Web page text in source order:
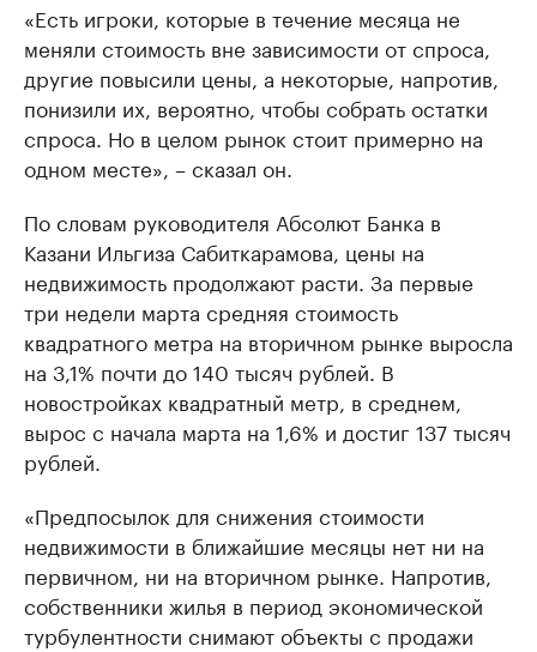
«Есть игроки, которые в течение месяца не
меняли стоимость вне зависимости от спроса,
другие повысили цены, а некоторые, напротив,
понизили их, вероятно, чтобы собрать остатки
спроса. Но в целом рынок стоит примерно на
одном месте», – сказал он.
По словам руководителя Абсолют Банка в
Казани Ильгиза Сабиткарамова, цены на
недвижимость продолжают расти. За первые
три недели марта средняя стоимость
квадратного метра на вторичном рынке выросла
на 3,1% почти до 140 тысяч рублей. В
новостройках квадратный метр, в среднем,
вырос с начала марта на 1,6% и достиг 137 тысяч
рублей.
«Предпосылок для снижения стоимости
недвижимости в ближайшие месяцы нет ни на
первичном, ни на вторичном рынке. Напротив,
собственники жилья в период экономической
турбулентности снимают объекты с продажи